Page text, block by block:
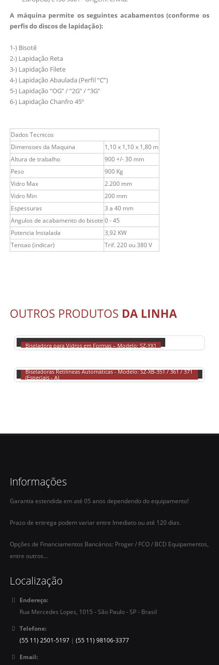
A máquina permite os seguintes acabamentos (conforme os
perfis do discos de lapidação):
1-) Bisotê
2-) Lapidação Reta
3-) Lapidação Filete
4-) Lapidação Abaulada (Perfil “C”)
5-) Lapidação “OG” / “2G” / “3G”
6-) Lapidação Chanfro 45º
Dados Tecnicos
Dimensoes da Maquina
1,10 x 1,10 x 1,80 m
Altura de trabalho
900 +/- 30 mm
Peso
900 Kg
Vidro Max
2.200 mm
Vidro Min
200 mm
Espessuras
3 a 40 mm
Angulos de acabamento do bisote 0 - 45
Potencia Instalada
3,92 KW
Tensao (indicar)
Trif. 220 ou 380 V
OUTROS PRODUTOS DA LINHA
BISELADORA PARA VIDROS EM FORMAS – MODELO: SZ-YX1
Biseladora para Vidros em Formas – Modelo: SZ-YX1
Biseladoras Retilí­neas Automáticas - Modelo: SZ-XB-351 / 361 / 371
(Especiais - A)
Informações
Garantia estendida em até 05 anos dependendo do equipamento!
Prazo de entrega podem variar entre Imediato ou até 120 dias.
Opções de Financiamentos Bancários: Proger / FCO / BCD Equipamentos,
entre outros...
Localização
Endereço:
Rua Mercedes Lopes, 1015 - São Paulo - SP - Brasil
Telefone:
(55 11) 2501-5197| (55 11) 98106-3377
Email: